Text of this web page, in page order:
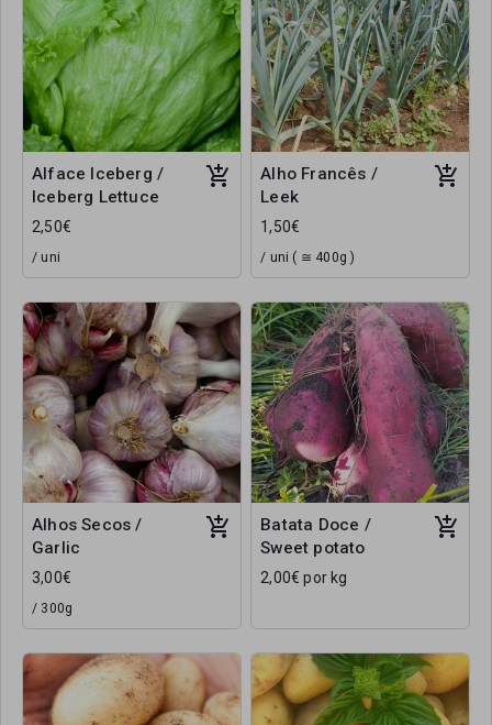
Alface Iceberg /
Iceberg Lettuce
2,50€
/ uni
Alho Francês /
Leek
1,50€
/ uni ( ≅ 400g )
Alhos Secos /
Garlic
3,00€
/ 300g
Batata Doce /
Sweet potato
2,00€ por kg